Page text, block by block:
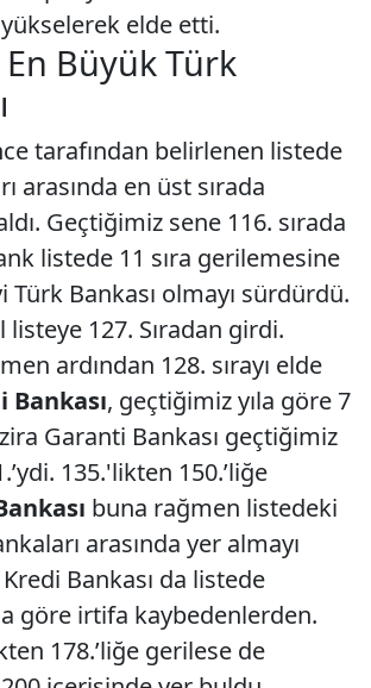
elde etti.
Büyük Türk
tarafından belirlenen listede
arasında en üst sırada
Geçtiğimiz sene 116. sırada
listede 11 sıra gerilemesine
Türk Bankası olmayı sürdürdü.
listeye 127. Sıradan girdi.
ardından 128. sırayı elde
Bankası, geçtiğimiz yıla göre 7
Garanti Bankası geçtiğimiz
135.'likten 150.’liğe
buna rağmen listedeki
arasında yer almayı
Kredi Bankası da listede
göre irtifa kaybedenlerden.
178.’liğe gerilese de